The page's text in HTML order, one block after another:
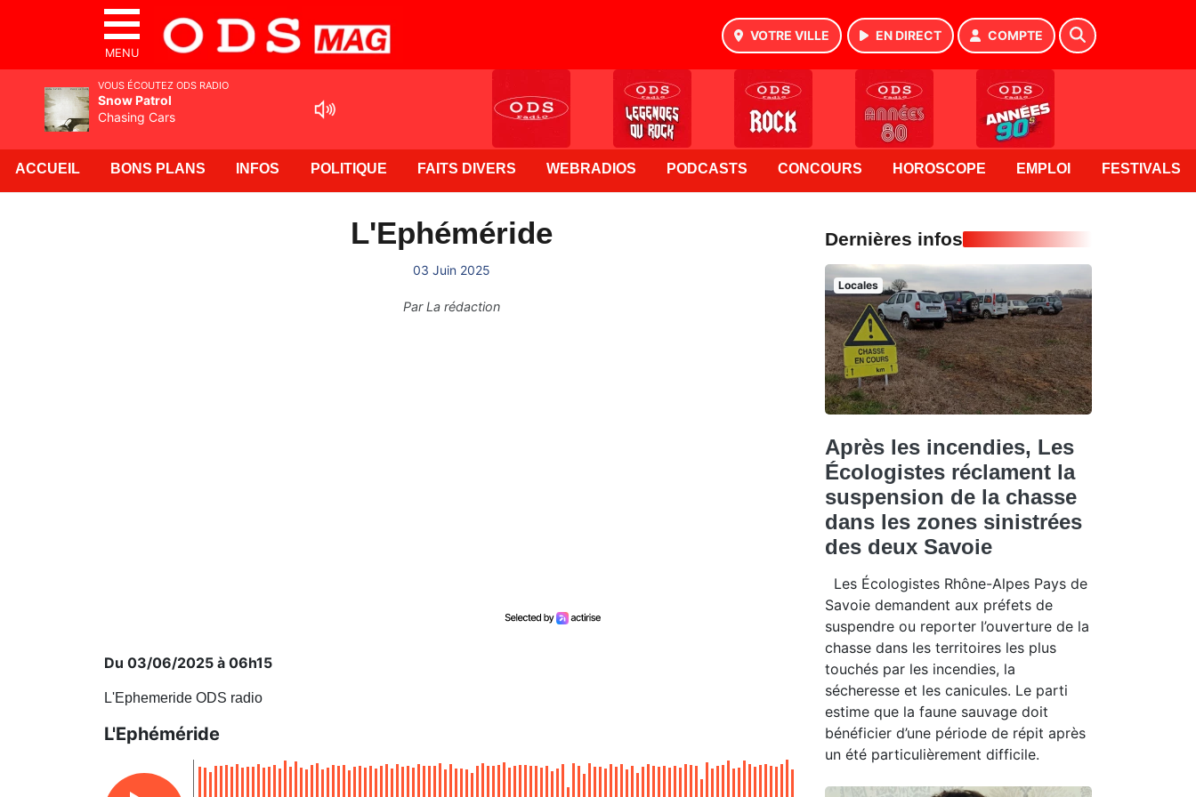
MENU
VOTRE VILLE EN DIRECT COMPTE
ACCUEIL BONS PLANS INFOS POLITIQUE FAITS DIVERS WEBRADIOS PODCASTS CONCOURS HOROSCOPE EMPLOI FESTIVALS
L'Ephéméride
03 Juin 2025
ParLa rédaction
Du 03/06/2025 à 06h15
L'Ephemeride ODS radio
L'Ephéméride
Dernières infos
Locales
Après les incendies, Les
Écologistes réclament la
suspension de la chasse
dans les zones sinistrées
des deux Savoie
Les Écologistes Rhône-Alpes Pays de
Savoie demandent aux préfets de
suspendre ou reporter l’ouverture de la
chasse dans les territoires les plus
touchés par les incendies, la
sécheresse et les canicules. Le parti
estime que la faune sauvage doit
bénéficier d’une période de répit après
un été particulièrement difficile.
VOUS ÉCOUTEZ ODS RADIO
Snow Patrol
Chasing Cars